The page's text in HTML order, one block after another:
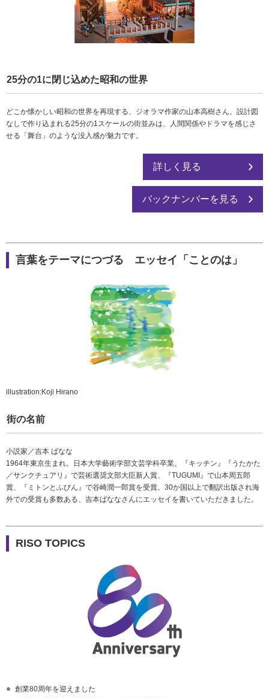
25分の1に閉じ込めた昭和の世界
どこか懐かしい昭和の世界を再現する、ジオラマ作家の山本高樹さん。設計図
なしで作り込まれる25分の1スケールの街並みは、人間関係やドラマを感じさ
せる「舞台」のような没入感が魅力です。
詳しく見る
バックナンバーを見る
言葉をテーマにつづる エッセイ「ことのは」
illustration:Koji Hirano
街の名前
小説家／吉本 ばなな
1964年東京生まれ。日本大学藝術学部文芸学科卒業。『キッチン』『うたかた
／サンクチュアリ』で芸術選奨文部大臣新人賞、『TUGUMI』で山本周五郎
賞、『ミトンとふびん』で谷崎潤一郎賞を受賞。30か国以上で翻訳出版され海
外での受賞も多数ある、吉本ばななさんにエッセイを書いていただきました。
RISO TOPICS
創業80周年を迎えました